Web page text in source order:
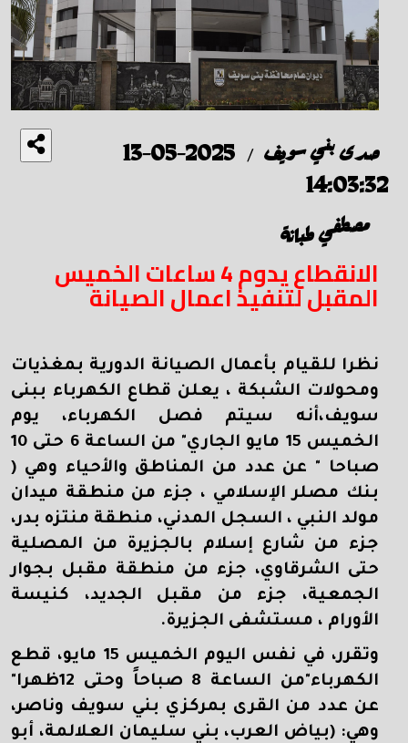
صدى بني سويف /
2025-05-13
14:03:32
مصطفي طبانة
الانقطاع يدوم 4 ساعات الخميس
المقبل لتنفيذ اعمال الصيانة
نظرا للقيام بأعمال الصيانة الدورية بمغذيات
ومحولات الشبكة ، يعلن قطاع الكهرباء ببنى
سويف،أنه سيتم فصل الكهرباء، يوم
الخميس 15 مايو الجاري" من الساعة 6 حتى 10
صباحا " عن عدد من المناطق والأحياء وهي (
بنك مصلر الإسلامي ، جزء من منطقة ميدان
مولد النبي ، السجل المدني، منطقة منتزه بدر،
جزء من شارع إسلام بالجزيرة من المصلية
حتى الشرقاوي، جزء من منطقة مقبل بجوار
الجمعية، جزء من مقبل الجديد، كنيسة
الأورام ، مستشفى الجزيرة.
وتقرر، في نفس اليوم الخميس 15 مايو، قطع
الكهرباء"من الساعة 8 صباحاً وحتى 12ظهرا"
عن عدد من القرى بمركزي بني سويف وناصر،
وهي: (بياض العرب، بني سليمان العلالمة، أبو